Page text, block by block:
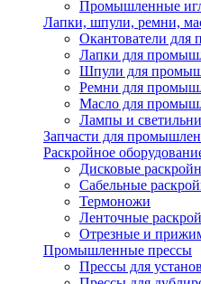
Промышленные
Лапки, шпули, ремни,
Окантователи
Лапки для
Шпули для
Ремни для
Масло для
Лампы и
Запчасти для
Раскройное
Дисковые
Сабельные
Термоножи
Ленточные
Отрезные и
Промышленные прессы
Прессы для